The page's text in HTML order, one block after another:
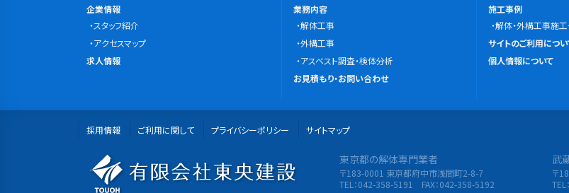
サ
イ
ト
会
社
案
内
企業情報
スタッフ紹介
アクセスマップ
求
報
求人情報
事
業
内
容
業務内容
解体工事
外構工事
アスベスト調査・検体分析
無
お
も
り・
お見積もり・お問い合わせ
施
工
事
例
施工事例
解体・外構工事施
こ
の
ト
て
サイトのご利用につい
個人情報について
採用情報 ご利用に関して プライバシーポリシー サイトマップ
有限会社 東央建設
東京都の解体専門業者
〒183-0001 東京都府中市浅間町2-8-7
TEL：042-358-5191 FAX：042-358-5192
武
〒